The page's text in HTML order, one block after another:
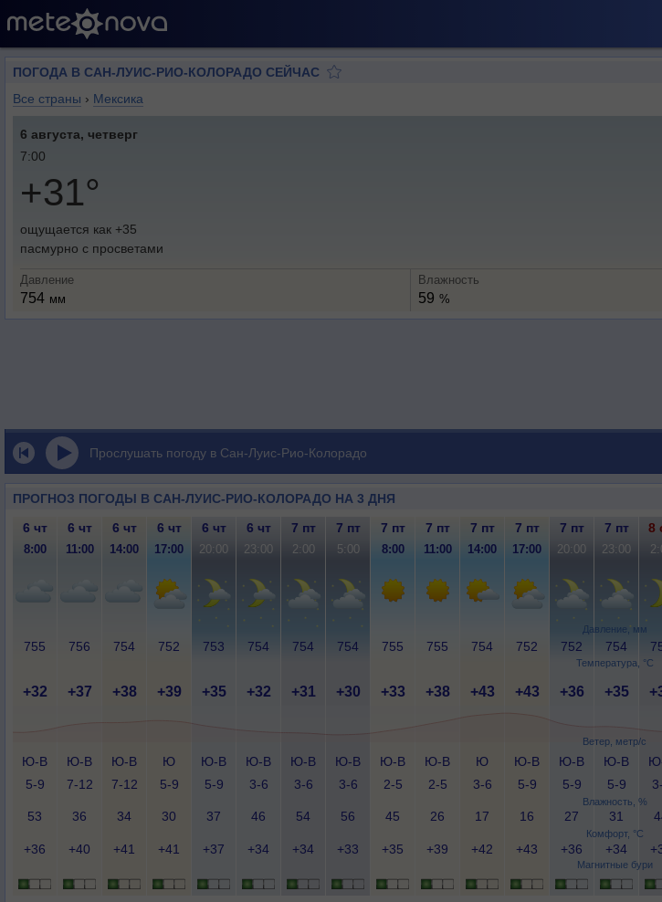
ПОГОДА В САН-ЛУИС-РИО-КОЛОРАДО СЕЙЧАС
Все страны › Мексика
6 августа, четверг
7:00
+31°
ощущается как +35
пасмурно с просветами
Давление
754 мм
Влажность
59 %
Прослушать погоду в Сан-Луис-Рио-Колорадо
ПРОГНОЗ ПОГОДЫ В САН-ЛУИС-РИО-КОЛОРАДО НА 3 ДНЯ
Давление, мм
Температура, °C
Ветер, метр/с
Влажность, %
Комфорт, °C
Магнитные бури
6 чт 6 чт 6 чт 6 чт 6 чт 6 чт 7 пт 7 пт 7 пт 7 пт 7 пт 7 пт 7 пт 7 пт 8
8:00 11:00 14:00 17:00 20:00 23:00 2:00 5:00 8:00 11:00 14:00 17:00 20:00 23:00
755 756 754 752 753 754 754 754 755 755 754 752 752 754
+32 +37 +38 +39 +35 +32 +31 +30 +33 +38 +43 +43 +36 +35
Ю-В
5-9
Ю-В
7-12
Ю-В
7-12
Ю
5-9
Ю-В
5-9
Ю-В
3-6
Ю-В
3-6
Ю-В
3-6
Ю-В
2-5
Ю-В
2-5
Ю
3-6
Ю-В
5-9
Ю-В
5-9
Ю-В
5-9
53 36 34 30 37 46 54 56 45 26 17 16 27 31
+36 +40 +41 +41 +37 +34 +34 +33 +35 +39 +42 +43 +36 +34